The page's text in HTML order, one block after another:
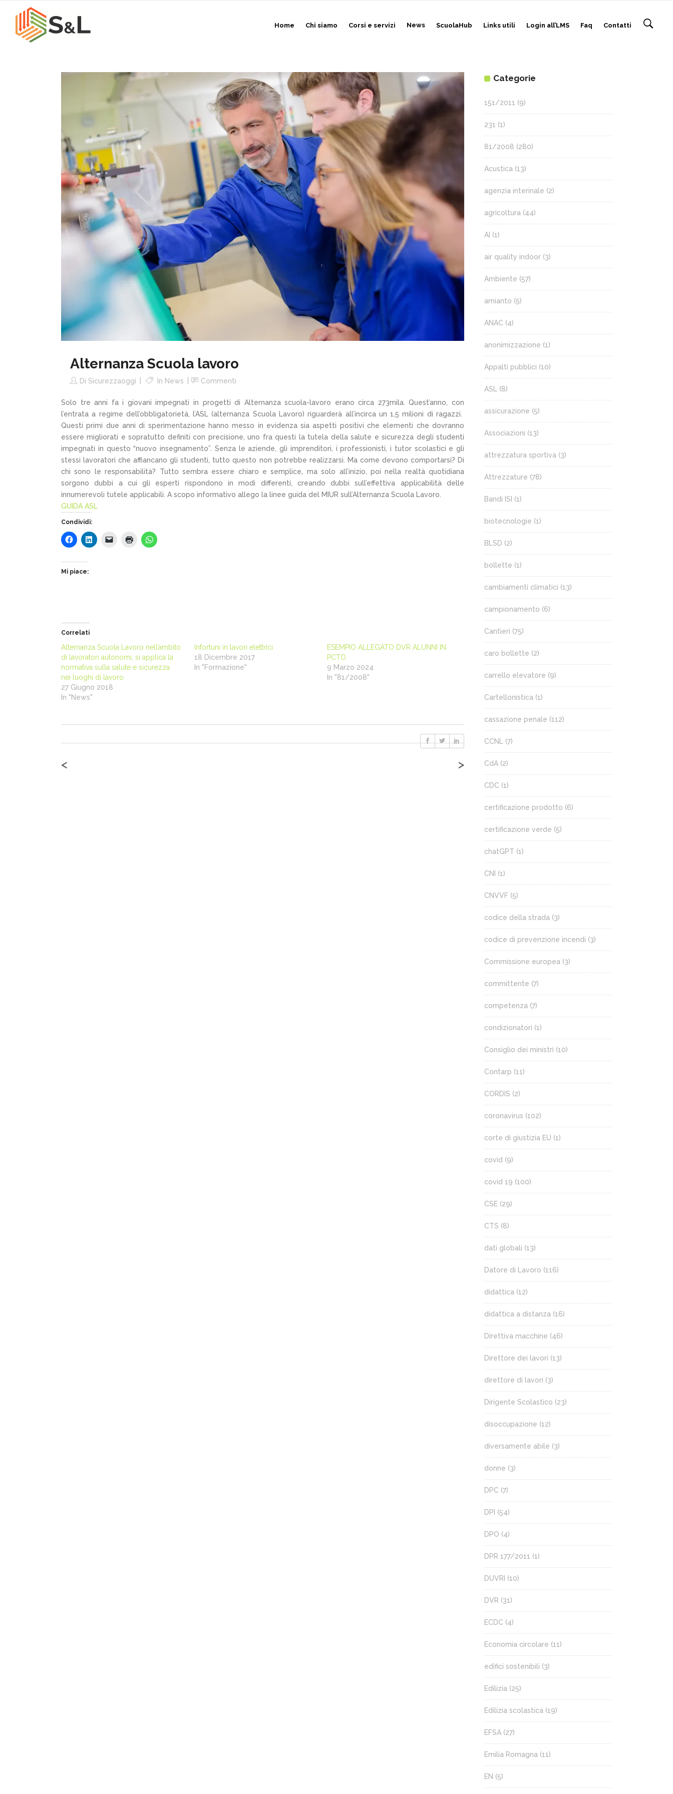
Home Chi siamo Corsi e servizi News ScuolaHub Links utili Login all’LMS Faq Contatti
Alternanza Scuola lavoro
Di Sicurezzaoggi In News Commenti
Solo tre anni fa i giovani impegnati in progetti di Alternanza scuola-lavoro erano circa 273mila. Quest’anno, con
l’entrata a regime dell’obbligatorietà, l’ASL (alternanza Scuola Lavoro) riguarderà all’incirca un 1,5 milioni di ragazzi.
Questi primi due anni di sperimentazione hanno messo in evidenza sia aspetti positivi che elementi che dovranno
essere migliorati e sopratutto definiti con precisione, uno fra questi la tutela della salute e sicurezza degli studenti
impegnati in questo “nuovo insegnamento”. Senza le aziende, gli imprenditori, i professionisti, i tutor scolastici e gli
stessi lavoratori che affiancano gli studenti, tutto questo non potrebbe realizzarsi. Ma come devono comportarsi? Di
chi sono le responsabilità? Tutto sembra essere chiaro e semplice, ma solo all’inizio, poi nella realtà quotidiana
sorgono dubbi a cui gli esperti rispondono in modi differenti, creando dubbi sull’effettiva applicabilità delle
innumerevoli tutele applicabili. A scopo informativo allego la linee guida del MIUR sull’Alternanza Scuola Lavoro.
GUIDA ASL
Condividi:
Mi piace:
Correlati
Alternanza Scuola Lavoro nell’ambito
di lavoratori autonomi, si applica la
normativa sulla salute e sicurezza
nei luoghi di lavoro
27 Giugno 2018
In "News"
Infortuni in lavori elettrici
18 Dicembre 2017
In "Formazione"
ESEMPIO ALLEGATO DVR ALUNNI IN
PCTO
9 Marzo 2024
In "81/2008"
< >
Categorie
151/2011 (9)
231 (1)
81/2008 (280)
Acustica (13)
agenzia interinale (2)
agricoltura (44)
AI (1)
air quality indoor (3)
Ambiente (57)
amianto (5)
ANAC (4)
anonimizzazione (1)
Appalti pubblici (10)
ASL (8)
assicurazione (5)
Associazioni (13)
attrezzatura sportiva (3)
Attrezzature (78)
Bandi ISI (1)
biotecnologie (1)
BLSD (2)
bollette (1)
cambiamenti climatici (13)
campionamento (6)
Cantieri (75)
caro bollette (2)
carrello elevatore (9)
Cartellonistica (1)
cassazione penale (112)
CCNL (7)
CdA (2)
CDC (1)
certificazione prodotto (6)
certificazione verde (5)
chatGPT (1)
CNI (1)
CNVVF (5)
codice della strada (3)
codice di prevenzione incendi (3)
Commissione europea (3)
committente (7)
competenza (7)
condizionatori (1)
Consiglio dei ministri (10)
Contarp (11)
CORDIS (2)
coronavirus (102)
corte di giustizia EU (1)
covid (9)
covid 19 (100)
CSE (29)
CTS (8)
dati globali (13)
Datore di Lavoro (116)
didattica (12)
didattica a distanza (16)
Direttiva macchine (46)
Direttore dei lavori (13)
direttore di lavori (3)
Dirigente Scolastico (23)
disoccupazione (12)
diversamente abile (3)
donne (3)
DPC (7)
DPI (54)
DPO (4)
DPR 177/2011 (1)
DUVRI (10)
DVR (31)
ECDC (4)
Economia circolare (11)
edifici sostenibili (3)
Edilizia (25)
Edilizia scolastica (19)
EFSA (27)
Emilia Romagna (11)
EN (5)